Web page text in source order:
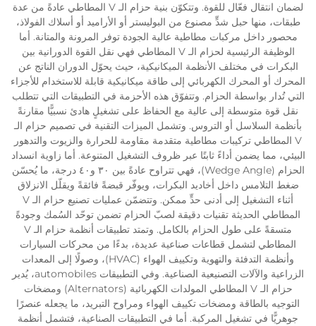
لضمان انتقال فعّال للقوة. وتتكوّن بنية حزام الـ V المطاطي عادةً من عدة
طبقات، منها حبل شدٍّ مصنوع من البوليستر أو الأراميد أو أسلاك الفولاذ،
محصور داخل مركبات مطاطية عالية الجودة توفر المرونة والمتانة. أما
الوظيفة الرئيسية لحزام الـ V المطاطي فهي نقل القوة الدورانية بين
البكرات في مختلف الأنظمة الميكانيكية، حيث يحوّل الدوران الناتج عن
المحرك أو المحرك الكهربائي إلى طاقة ميكانيكية قابلة للاستخدام للأجزاء
التي تُدار بواسطة الحزام. وتتفوّق هذه الأحزمة في التطبيقات التي تتطلب
نقل قوة متوسطة إلى عالية مع الحفاظ على تشغيلٍ هادئ نسبيًّا مقارنةً
بأنظمة السلاسل أو التروس. وتشمل الميزات التقنية في تصميم حزام الـ
V المطاطي تركيبات مطاطية متقدمة مقاومة للحرارة والزيوت والتدهور
البيئي، مما يضمن أداءً ثابتًا عبر ظروف التشغيل المتنوعة. أما زاوية انسداد
الحزام (Wedge Angle)، فهي تتراوح عادةً بين ٣٠ و٤٠ درجة، ما يُحسّن
ضغط التلامس داخل أخاديد البكرات، ويوفّر قبضةً فائقةً ويقلّل الانزلاق
أثناء التشغيل إلى أدنى حدٍّ ممكن. وتتضمّن عمليات تصنيع حزام الـ V
المطاطي الحديثة تقنيات دقيقة لصبّ الحزام تضمن توحّد السُمك وجودةً
متسقةً على طول الحزام بالكامل. وتمتد تطبيقات أنظمة حزام الـ V
المطاطي لتشمل قطاعات صناعية عديدة، بدءًا من محركات السيارات
وأنظمة التدفئة والتهوية وتكييف الهواء (HVAC)، وصولًا إلى المعدات
الزراعية والآلات التصنيعية الصناعية. وفي التطبيقات automobiles، يُدير
حزام الـ V المطاطي المولدات الكهربائية (Alternators) ومضخات
التوجيه بالطاقة ومضخات تكييف الهواء ومراوح التبريد، ما يجعله عنصرًا
جوهريًّا في تشغيل المركبة. أما في التطبيقات الصناعية، فتشمل أنظمة